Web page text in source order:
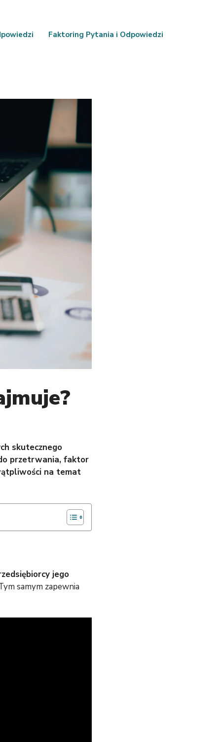
Faktoring Pytania i Odpowiedzi
skutecznego
przetrwania, faktor
na temat
jego
samym zapewnia